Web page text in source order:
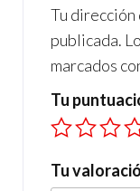
Tu
publicada.
marcados
Tu
Tu